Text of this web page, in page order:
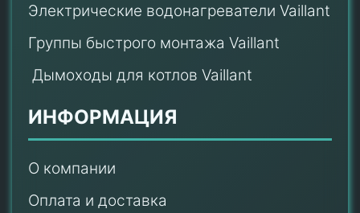
Электрические водонагреватели Vaillant
Группы быстрого монтажа Vaillant
Дымоходы для котлов Vaillant
ИНФОРМАЦИЯ
О компании
Оплата и доставка